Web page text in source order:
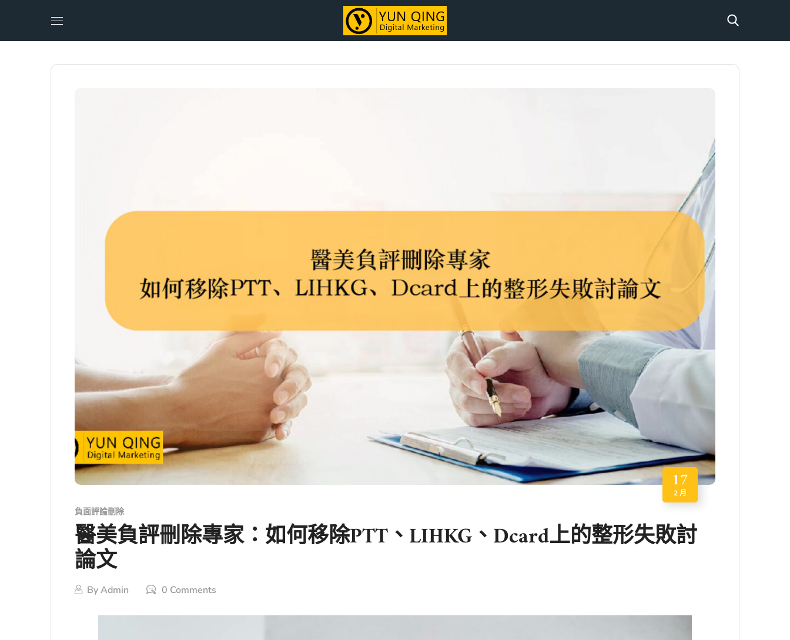
17
2 月
負面評論刪除
醫美負評刪除專家：如何移除PTT、LIHKG、Dcard上的整形失敗討
論文
ByAdmin 0 Comments